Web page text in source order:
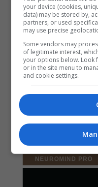
your device (cookies,
data) may be stored by,
partners, or used
may use precise
Some vendors may
of legitimate interest,
your options below. Look
or in the site menu to
and cookie settings.